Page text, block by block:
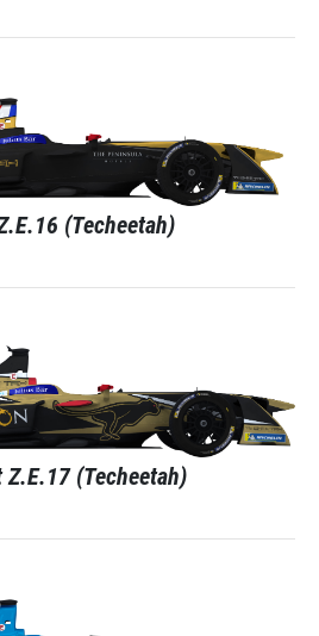
(Techeetah)
Z.E.17 (Techeetah)